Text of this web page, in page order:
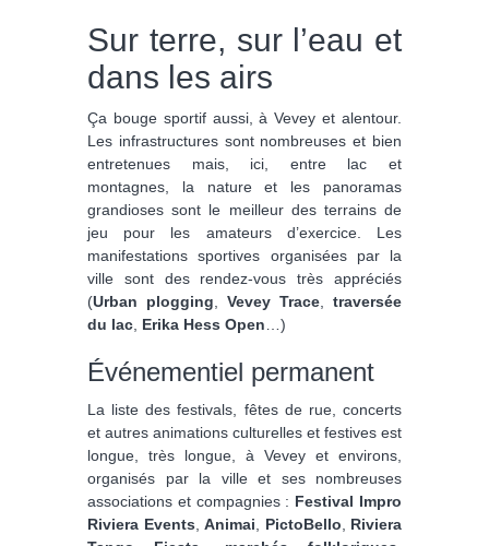
Sur terre, sur l’eau et
dans les airs
Ça bouge sportif aussi, à Vevey et alentour.
Les infrastructures sont nombreuses et bien
entretenues mais, ici, entre lac et
montagnes, la nature et les panoramas
grandioses sont le meilleur des terrains de
jeu pour les amateurs d’exercice. Les
manifestations sportives organisées par la
ville sont des rendez-vous très appréciés
(Urban plogging Vevey Trace
traversée
du lac Erika Hess Open …)
Événementiel permanent
La liste des festivals, fêtes de rue, concerts
et autres animations culturelles et festives est
longue, très longue, à Vevey et environs,
organisés par la ville et ses nombreuses
associations et compagnies : Festival Impro
Riviera Events Animai PictoBello
Riviera